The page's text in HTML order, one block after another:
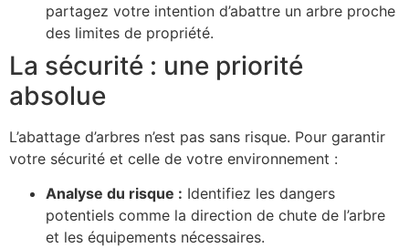
partagez votre intention d’abattre un arbre proche
des limites de propriété.
La sécurité : une priorité
absolue
L’abattage d’arbres n’est pas sans risque. Pour garantir
votre sécurité et celle de votre environnement :
Analyse du risque : Identifiez les dangers
potentiels comme la direction de chute de l’arbre
et les équipements nécessaires.